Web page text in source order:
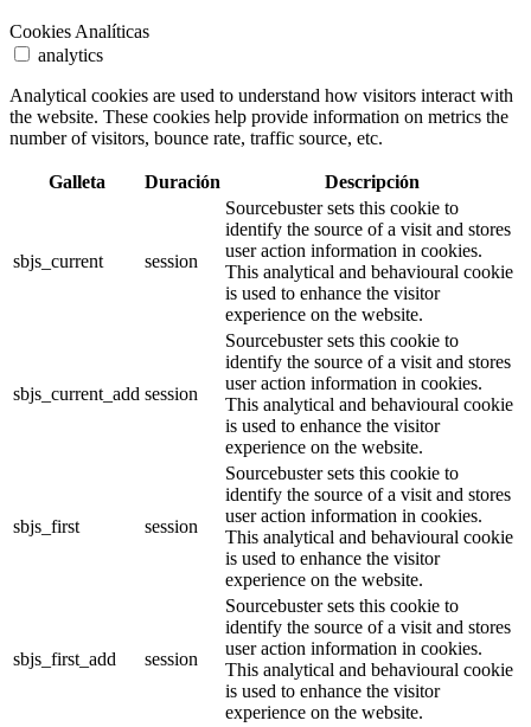
Cookies Analíticas
analytics
Analytical cookies are used to understand how visitors interact with
the website. These cookies help provide information on metrics the
number of visitors, bounce rate, traffic source, etc.
Galleta Duración Descripción
sbjs_current session
Sourcebuster sets this cookie to
identify the source of a visit and stores
user action information in cookies.
This analytical and behavioural cookie
is used to enhance the visitor
experience on the website.
sbjs_current_add session
Sourcebuster sets this cookie to
identify the source of a visit and stores
user action information in cookies.
This analytical and behavioural cookie
is used to enhance the visitor
experience on the website.
sbjs_first session
Sourcebuster sets this cookie to
identify the source of a visit and stores
user action information in cookies.
This analytical and behavioural cookie
is used to enhance the visitor
experience on the website.
sbjs_first_add session
Sourcebuster sets this cookie to
identify the source of a visit and stores
user action information in cookies.
This analytical and behavioural cookie
is used to enhance the visitor
experience on the website.